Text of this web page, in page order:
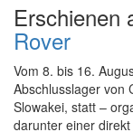
Erschienen
Rover
Vom 8. bis 16.
Abschlusslager von
Slowakei, statt –
darunter einer